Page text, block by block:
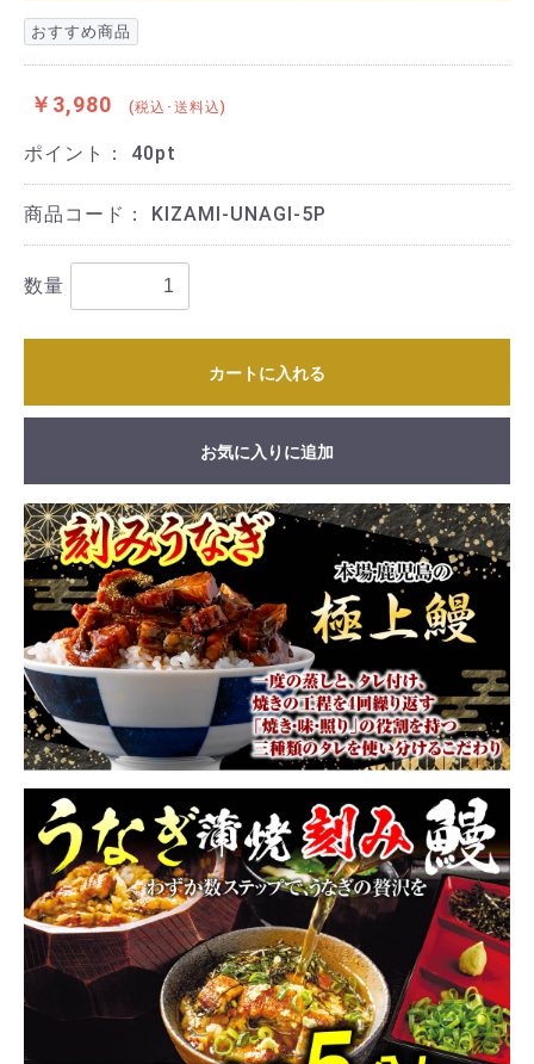
おすすめ商品
￥3,980 (税込･送料込)
ポイント： 40pt
商品コード： KIZAMI-UNAGI-5P
数量
カートに入れる
お気に入りに追加